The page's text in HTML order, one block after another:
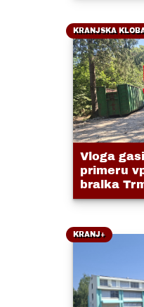
KRANJSKA
Vloga
primeru
bralka
KRANJ+